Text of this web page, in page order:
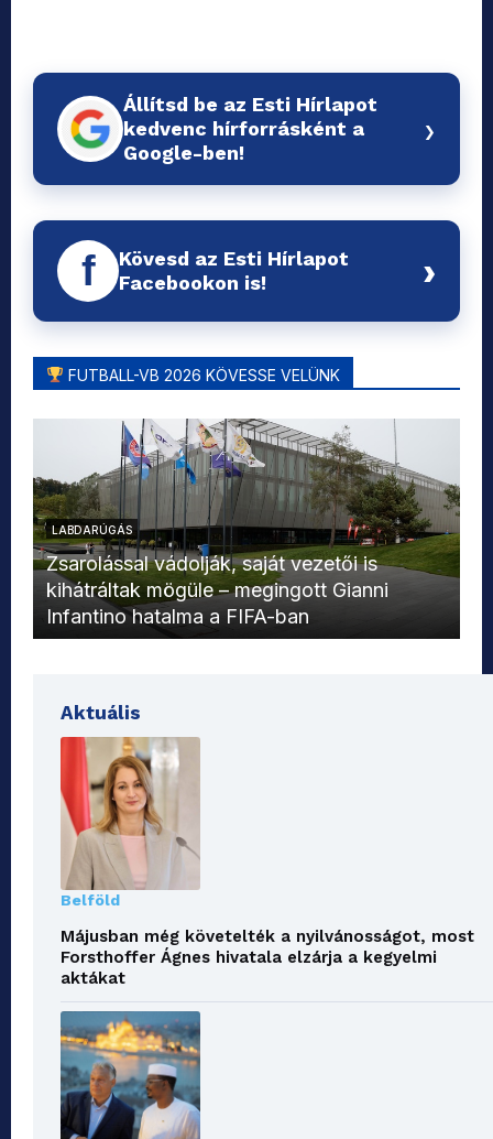
Állítsd be az Esti Hírlapot
kedvenc hírforrásként a
Google-ben!
›
f
Kövesd az Esti Hírlapot
Facebookon is!
›
FUTBALL-VB 2026 KÖVESSE VELÜNK
LABDARÚGÁS
Zsarolással vádolják, saját vezetői is
kihátráltak mögüle – megingott Gianni
Infantino hatalma a FIFA-ban
Aktuális
Belföld
Májusban még követelték a nyilvánosságot, most
Forsthoffer Ágnes hivatala elzárja a kegyelmi
aktákat